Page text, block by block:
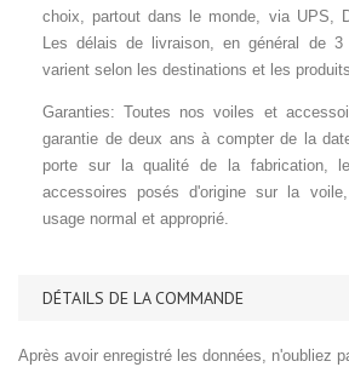
choix, partout dans le monde, via UPS,
Les délais de livraison, en général de
varient selon les destinations et les
Garanties: Toutes nos voiles et
garantie de deux ans à compter de la
porte sur la qualité de la fabrication,
accessoires posés d'origine sur la
usage normal et approprié.
DÉTAILS DE LA COMMANDE
Après avoir enregistré les données, n'oubliez